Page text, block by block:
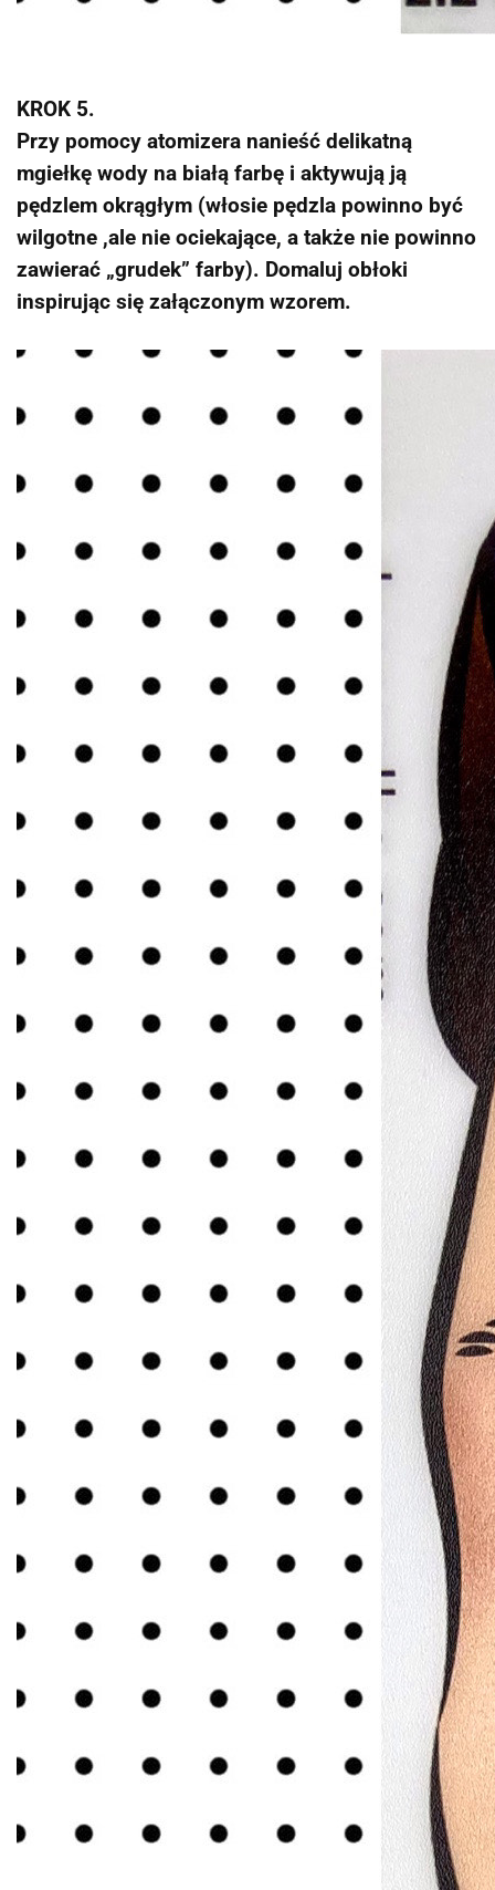
KROK 5.
Przy pomocy atomizera nanieść delikatną
mgiełkę wody na białą farbę i aktywują ją
pędzlem okrągłym (włosie pędzla powinno być
wilgotne ,ale nie ociekające, a także nie powinno
zawierać „grudek” farby). Domaluj obłoki
inspirując się załączonym wzorem.